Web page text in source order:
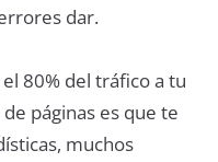
dar.
80% del tráfico a tu
páginas es que te
muchos